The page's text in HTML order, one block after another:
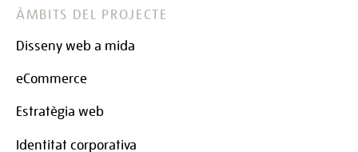
ÀMBITS DEL PROJECTE
Disseny web a mida
eCommerce
Estratègia web
Identitat corporativa